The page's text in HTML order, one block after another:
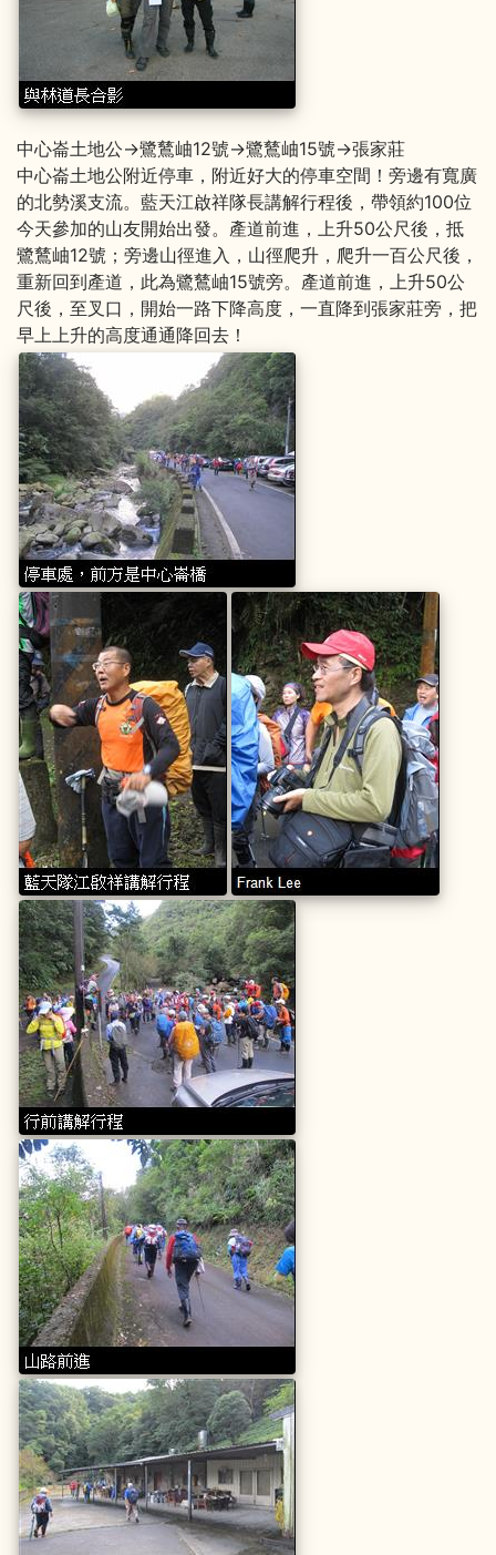
中心崙土地公→鷺鶿岫12號→鷺鶿岫15號→張家莊
中心崙土地公附近停車，附近好大的停車空間！旁邊有寬廣
的北勢溪支流。藍天江啟祥隊長講解行程後，帶領約100位
今天參加的山友開始出發。產道前進，上升50公尺後，抵
鷺鶿岫12號；旁邊山徑進入，山徑爬升，爬升一百公尺後，
重新回到產道，此為鷺鶿岫15號旁。產道前進，上升50公
尺後，至叉口，開始一路下降高度，一直降到張家莊旁，把
早上上升的高度通通降回去！